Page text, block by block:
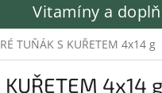
Vitamíny a
TUŇÁK S KUŘETEM 4x14 g
4x14 g